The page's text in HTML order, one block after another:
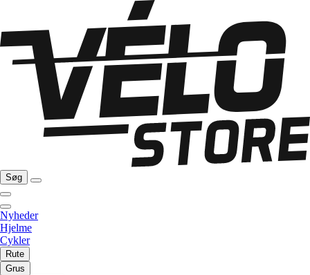
Søg
Nyheder
Hjelme
Cykler
Rute
Grus